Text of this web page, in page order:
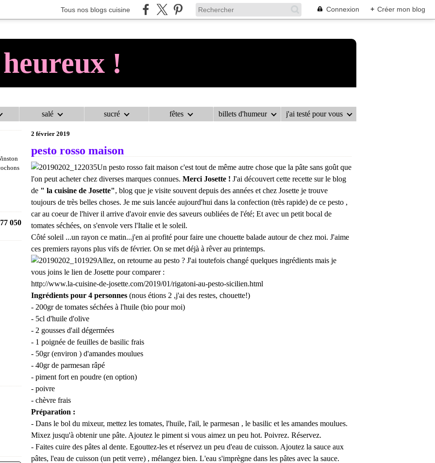
Tous nos blogs cuisine Connexion + Créer mon blog
!
salé sucré fêtes billets d'humeur
j'ai testé pour vous
050
AU COCHON HEUREUX ! SAUCES > PESTO ROSSO MAISON
2 février 2019
pesto rosso maison
Un pesto rosso fait maison c'est tout de même autre chose que la pâte sans goût que
l'on peut acheter chez diverses marques connues. Merci Josette ! J'ai découvert cette recette sur le blog
de " la cuisine de Josette", blog que je visite souvent depuis des années et chez Josette je trouve
toujours de très belles choses. Je me suis lancée aujourd'hui dans la confection (très rapide) de ce pesto ,
car au coeur de l'hiver il arrive d'avoir envie des saveurs oubliées de l'été; Et avec un petit bocal de
tomates séchées, on s'envole vers l'Italie et le soleil.
Côté soleil ...un rayon ce matin...j'en ai profité pour faire une chouette balade autour de chez moi. J'aime
ces premiers rayons plus vifs de février. On se met déjà à rêver au printemps.
Allez, on retourne au pesto ? J'ai toutefois changé quelques ingrédients mais je
vous joins le lien de Josette pour comparer :
http://www.la-cuisine-de-josette.com/2019/01/rigatoni-au-pesto-sicilien.html
Ingrédients pour 4 personnes (nous étions 2 ,j'ai des restes, chouette!)
- 200gr de tomates séchées à l'huile (bio pour moi)
- 5cl d'huile d'olive
- 2 gousses d'ail dégermées
- 1 poignée de feuilles de basilic frais
- 50gr (environ ) d'amandes moulues
- 40gr de parmesan râpé
- piment fort en poudre (en option)
- poivre
- chèvre frais
Préparation :
- Dans le bol du mixeur, mettez les tomates, l'huile, l'ail, le parmesan , le basilic et les amandes moulues.
Mixez jusqu'à obtenir une pâte. Ajoutez le piment si vous aimez un peu hot. Poivrez. Réservez.
- Faites cuire des pâtes al dente. Egouttez-les et réservez un peu d'eau de cuisson. Ajoutez la sauce aux
pâtes, l'eau de cuisson (un petit verre) , mélangez bien. L'eau s'imprègne dans les pâtes avec la sauce.